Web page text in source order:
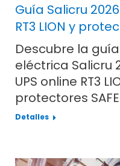
Guía Salicru 2026:
RT3 LION y
Descubre la
eléctrica Salicru
UPS online RT3
protectores SAFE
Detalles